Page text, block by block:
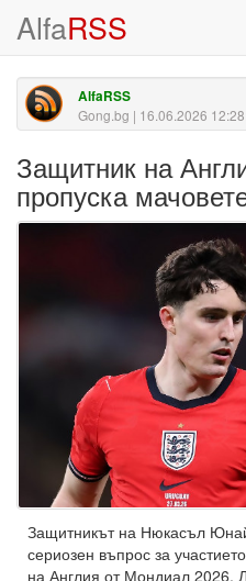
AlfaRSS
AlfaRSS
Gong.bg | 16.06.2026
Защитник на
пропуска
Защитникът на Нюкасъл
сериозен въпрос за
на Англия от Мондиал 2026.